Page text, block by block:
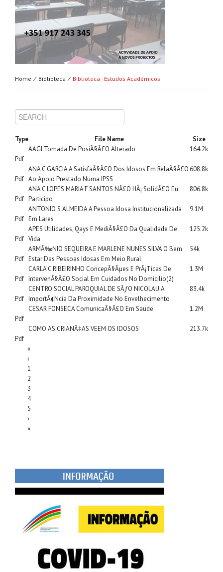
Home ⁄ Biblioteca ⁄ Biblioteca - Estudos Académicos
Type File Name Size
«
‹
1
2
3
4
5
›
»
Pdf
AAGI Tomada De PosiÃ§Ã£o Alterado 164.2k
Pdf
ANA C GARCIA A SatisfaÃ§Ã£o Dos Idosos Em RelaÃ§Ã£o
Ao Apoio Prestado Numa IPSS
608.8k
Pdf
ANA C LOPES MARIA F SANTOS NÃ£o HÃ¡ SolidÃ£o Eu
Participo
806.8k
Pdf
ANTONIO S ALMEIDA A Pessoa Idosa Institucionalizada
Em Lares
9.1M
Pdf
APES Utilidades, Qays E MediÃ§Ã£o Da Qualidade De
Vida
125.2k
Pdf
ARMÃ‰NIO SEQUEIRA E MARLENE NUNES SILVA O Bem
Estar Das Pessoas Idosas Em Meio Rural
54k
Pdf
CARLA C RIBEIRINHO ConcepÃ§Ãµes E PrÃ¡ticas De
IntervenÃ§Ã£o Social Em Cuidados No Domicilio(2)
1.3M
Pdf
CENTRO SOCIAL PAROQUIAL DE SÃƒO NICOLAU A
ImportÃ¢ncia Da Proximidade No Envelhecimento
83.4k
Pdf
CESAR FONSECA ComunicaÃ§Ã£o Em Saude 1.2M
Pdf
COMO AS CRIANÃ‡AS VEEM OS IDOSOS 213.7k